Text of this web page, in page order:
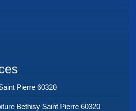
Pierre 60320
Bethisy Saint Pierre 60320